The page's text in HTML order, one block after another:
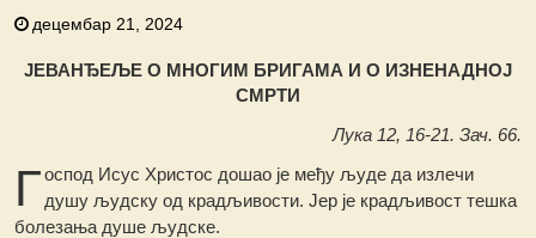
децембар 21, 2024
ЈЕВАНЂЕЉЕ О МНОГИМ БРИГАМА И О ИЗНЕНАДНОЈ
СМРТИ
Лука 12, 16-21. Зач. 66.
Господ Исус Христос дошао је међу људе да излечи
душу људску од крадљивости. Јер је крадљивост тешка
болезања душе људске.